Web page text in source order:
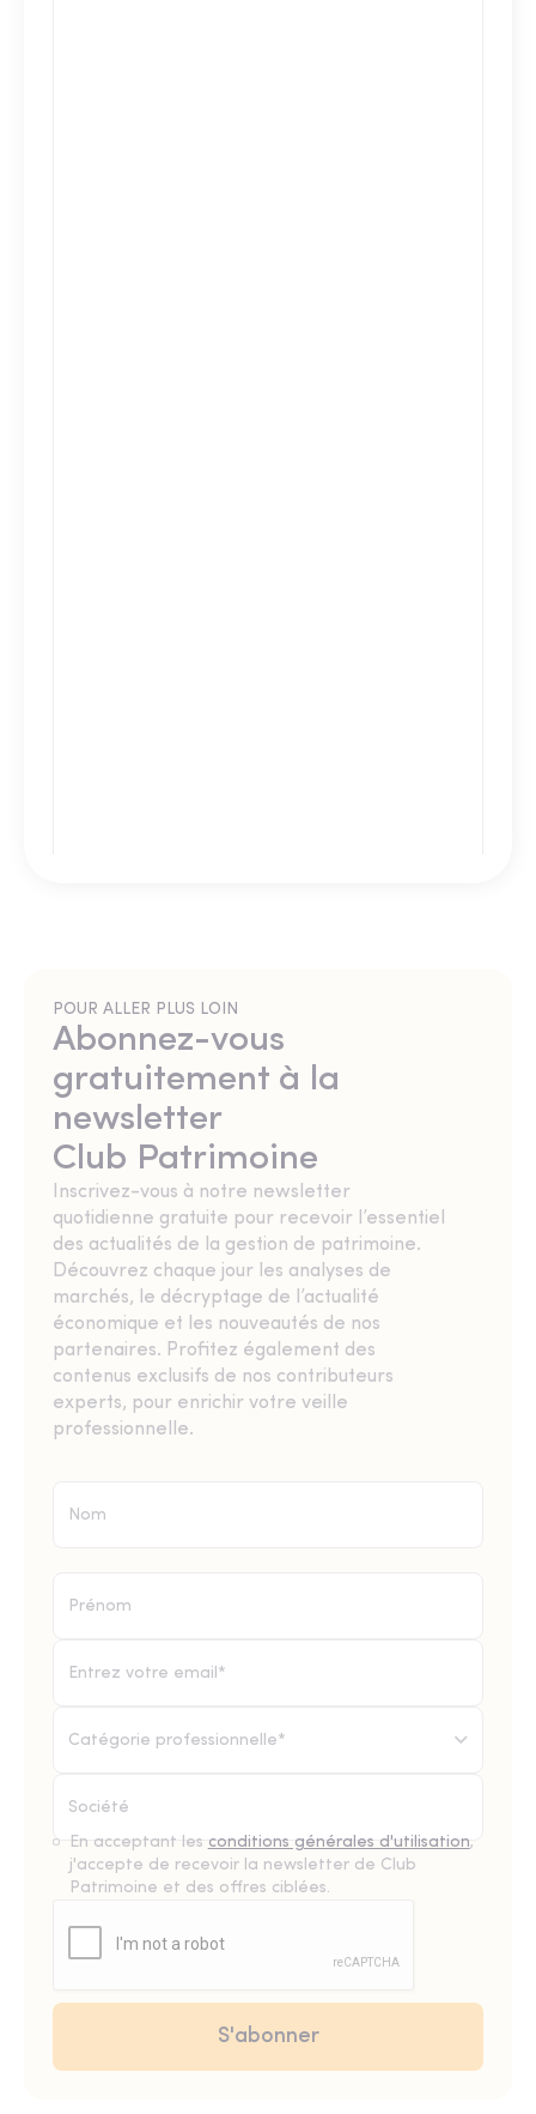
POUR ALLER PLUS LOIN
Abonnez-vous
gratuitement à la
newsletter
Club Patrimoine
Inscrivez-vous à notre newsletter
quotidienne gratuite pour recevoir l’essentiel
des actualités de la gestion de patrimoine.
Découvrez chaque jour les analyses de
marchés, le décryptage de l’actualité
économique et les nouveautés de nos
partenaires. Profitez également des
contenus exclusifs de nos contributeurs
experts, pour enrichir votre veille
professionnelle.
Catégorie professionnelle*
En acceptant les conditions générales d'utilisation,
j'accepte de recevoir la newsletter de Club
Patrimoine et des offres ciblées.